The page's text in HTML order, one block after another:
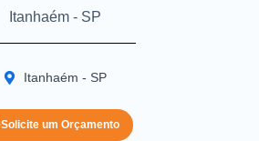
Itanhaém - SP
Itanhaém - SP
Solicite um Orçamento